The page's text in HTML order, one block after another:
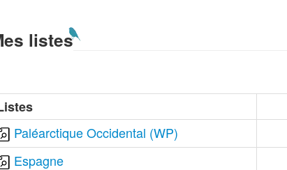
listes
Paléarctique Occidental (WP)
Espagne